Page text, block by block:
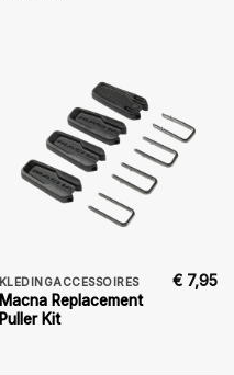
KLEDINGACCESSOIRES
Macna Replacement
Puller Kit
€ 7,95